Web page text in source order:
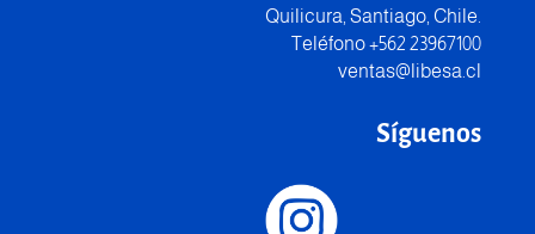
Quilicura, Santiago, Chile.
Teléfono +562 23967100
ventas@libesa.cl
Síguenos